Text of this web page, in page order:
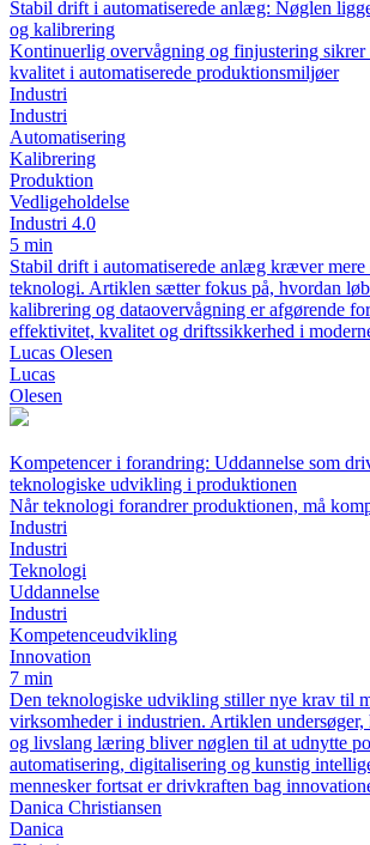
Stabil drift i automatiserede anlæg: Nøglen
og kalibrering
Kontinuerlig overvågning og finjustering sikrer
kvalitet i automatiserede produktionsmiljøer
Industri
Industri
Automatisering
Kalibrering
Produktion
Vedligeholdelse
Industri 4.0
5 min
Stabil drift i automatiserede anlæg kræver mere
teknologi. Artiklen sætter fokus på, hvordan
kalibrering og dataovervågning er afgørende
effektivitet, kvalitet og driftssikkerhed i
Lucas Olesen
Lucas
Olesen
Kompetencer i forandring: Uddannelse som
teknologiske udvikling i produktionen
Når teknologi forandrer produktionen, må
Industri
Industri
Teknologi
Uddannelse
Industri
Kompetenceudvikling
Innovation
7 min
Den teknologiske udvikling stiller nye krav til
virksomheder i industrien. Artiklen undersøger,
og livslang læring bliver nøglen til at udnytte
automatisering, digitalisering og kunstig
mennesker fortsat er drivkraften bag
Danica Christiansen
Danica